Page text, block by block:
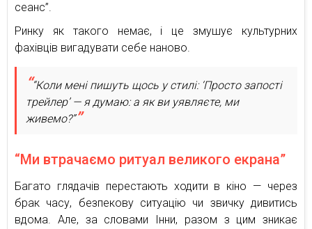
сеанс”.
Ринку як такого немає, і це змушує культурних
фахівців вигадувати себе наново.
“Коли мені пишуть щось у стилі: ‘Просто запості
трейлер’ — я думаю: а як ви уявляєте, ми
живемо?”
“Ми втрачаємо ритуал великого екрана”
Багато глядачів перестають ходити в кіно — через
брак часу, безпекову ситуацію чи звичку дивитись
вдома. Але, за словами Інни, разом з цим зникає